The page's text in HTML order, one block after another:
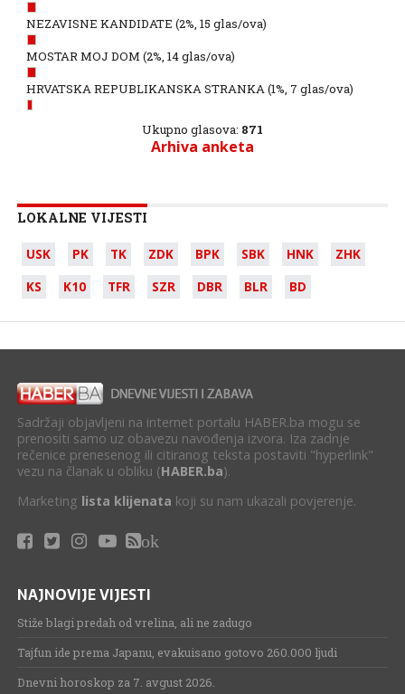
NEZAVISNE KANDIDATE (2%, 15 glas/ova)
MOSTAR MOJ DOM (2%, 14 glas/ova)
HRVATSKA REPUBLIKANSKA STRANKA(1%, 7 glas/ova)
Ukupno glasova: 871
Arhiva anketa
LOKALNE VIJESTI
USK PK TK ZDK BPK SBK HNK
ZHK
KS
K10 TFR SZR DBR BLR BD
Sadržaji objavljeni na internet portalu HABER.ba mogu se
prenositi samo uz obavezu navođenja izvora. Iza zadnje
rečenice prenesenog ili citiranog teksta postaviti "hyperlink"
vezu na članak u obliku (HABER.ba).
Marketing lista klijenata koji su nam ukazali povjerenje.
ok
NAJNOVIJE VIJESTI
Stiže blagi predah od vrelina, ali ne zadugo
Tajfun ide prema Japanu, evakuisano gotovo 260.000 ljudi
Dnevni horoskop za 7. avgust 2026.